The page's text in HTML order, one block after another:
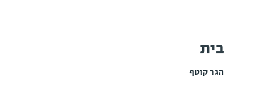
בית
הגר קוטף